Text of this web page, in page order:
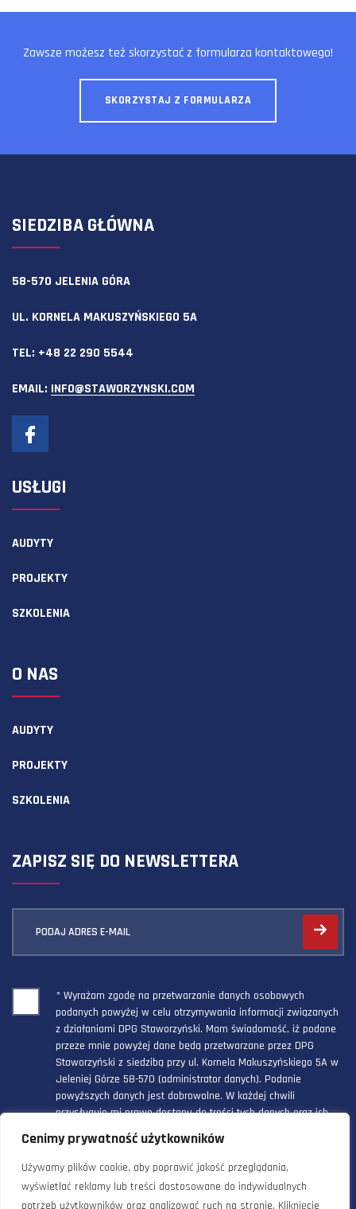
Cenimy prywatność użytkowników
Używamy plików cookie, aby poprawić jakość przeglądania,
wyświetlać reklamy lub treści dostosowane do indywidualnych
potrzeb użytkowników oraz analizować ruch na stronie. Kliknięcie
Zawsze możesz też skorzystać z formularza kontaktowego!
SKORZYSTAJ Z FORMULARZA
SIEDZIBA GŁÓWNA
58-570 JELENIA GÓRA
UL. KORNELA MAKUSZYŃSKIEGO 5A
TEL: +48 22 290 5544
EMAIL: INFO@STAWORZYNSKI.COM
USŁUGI
AUDYTY
PROJEKTY
SZKOLENIA
O NAS
AUDYTY
PROJEKTY
SZKOLENIA
ZAPISZ SIĘ DO NEWSLETTERA
PODAJ ADRES E-MAIL
* Wyrażam zgodę na przetwarzanie danych osobowych
podanych powyżej w celu otrzymywania informacji związanych
z działaniami DPG Staworzyński. Mam świadomość, iż podane
przeze mnie powyżej dane będą przetwarzane przez DPG
Staworzyński z siedzibą przy ul. Kornela Makuszyńskiego 5A w
Jeleniej Górze 58-570 (administrator danych). Podanie
powyższych danych jest dobrowolne. W każdej chwili
przysługuje mi prawo dostępu do treści tych danych oraz ich
poprawienia, a powyższa zgoda może być odwołana w każdym
czasie.